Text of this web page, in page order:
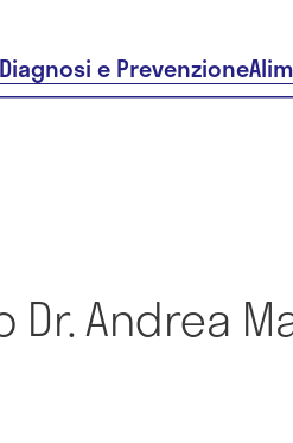
Diagnosi e Prevenzione
Andrea